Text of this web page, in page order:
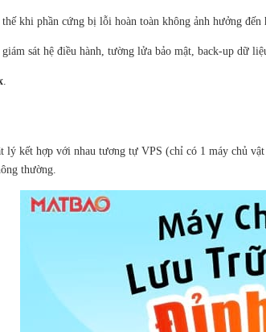
khi phần cứng bị lỗi hoàn toàn không ảnh hưởng đến
sát hệ điều hành, tường lửa bảo mật, back-up dữ
.
lý kết hợp với nhau tương tự VPS (chỉ có 1 máy chủ
thường.